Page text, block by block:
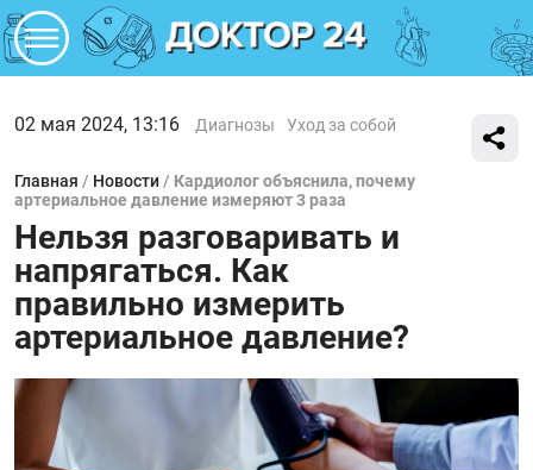
02 мая 2024, 13:16 Диагнозы Уход за собой
Главная / Новости / Кардиолог объяснила, почему
артериальное давление измеряют 3 раза
Нельзя разговаривать и
напрягаться. Как
правильно измерить
артериальное давление?